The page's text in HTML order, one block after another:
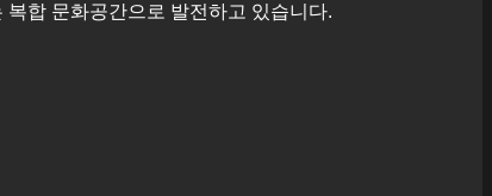
합 문화공간으로 발전하고 있습니다.